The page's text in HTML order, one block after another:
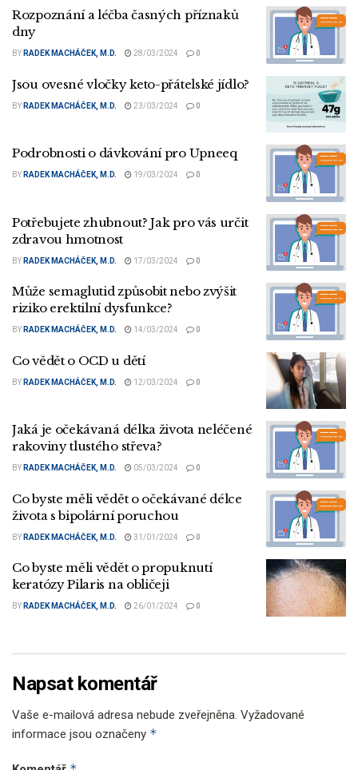
Rozpoznání a léčba časných příznaků
dny
BY RADEK MACHÁČEK, M.D. 28/03/2024 0
Jsou ovesné vločky keto-přátelské jídlo?
BY RADEK MACHÁČEK, M.D. 23/03/2024 0
Podrobnosti o dávkování pro Upneeq
BY RADEK MACHÁČEK, M.D. 19/03/2024 0
Potřebujete zhubnout? Jak pro vás určit
zdravou hmotnost
BY RADEK MACHÁČEK, M.D. 17/03/2024 0
Může semaglutid způsobit nebo zvýšit
riziko erektilní dysfunkce?
BY RADEK MACHÁČEK, M.D. 14/03/2024 0
Co vědět o OCD u dětí
BY RADEK MACHÁČEK, M.D. 12/03/2024 0
Jaká je očekávaná délka života neléčené
rakoviny tlustého střeva?
BY RADEK MACHÁČEK, M.D. 05/03/2024 0
Co byste měli vědět o očekávané délce
života s bipolární poruchou
BY RADEK MACHÁČEK, M.D. 31/01/2024 0
Co byste měli vědět o propuknutí
keratózy Pilaris na obličeji
BY RADEK MACHÁČEK, M.D. 26/01/2024 0
Napsat komentář
Vaše e-mailová adresa nebude zveřejněna. Vyžadované
informace jsou označeny *